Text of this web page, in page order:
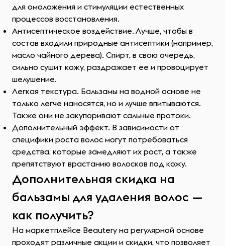
для омоложения и стимуляции естественных
процессов восстановления.
Антисептическое воздействие. Лучше, чтобы в
состав входили природные антисептики (например,
масло чайного дерева). Спирт, в свою очередь,
сильно сушит кожу, раздражает ее и провоцирует
шелушение.
Легкая текстура. Бальзамы на водной основе не
только легче наносятся, но и лучше впитываются.
Также они не закупоривают сальные протоки.
Дополнительный эффект. В зависимости от
специфики роста волос могут потребоваться
средства, которые замедляют их рост, а также
препятствуют врастанию волосков под кожу.
Дополнительная скидка на
бальзамы для удаления волос —
как получить?
На маркетплейсе Beautery на регулярной основе
проходят различные акции и скидки, что позволяет